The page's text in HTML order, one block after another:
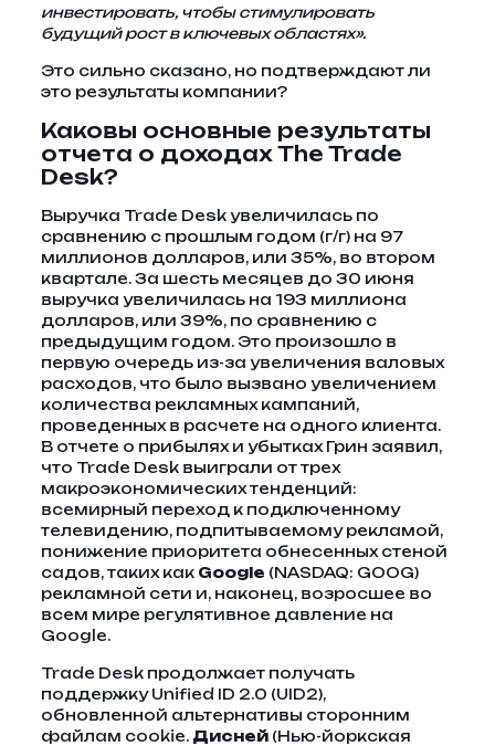
инвестировать, чтобы стимулировать
будущий рост в ключевых областях».
Это сильно сказано, но подтверждают ли
это результаты компании?
Каковы основные результаты
отчета о доходах The Trade
Desk?
Выручка Trade Desk увеличилась по
сравнению с прошлым годом (г/г) на 97
миллионов долларов, или 35%, во втором
квартале. За шесть месяцев до 30 июня
выручка увеличилась на 193 миллиона
долларов, или 39%, по сравнению с
предыдущим годом. Это произошло в
первую очередь из-за увеличения валовых
расходов, что было вызвано увеличением
количества рекламных кампаний,
проведенных в расчете на одного клиента.
В отчете о прибылях и убытках Грин заявил,
что Trade Desk выиграли от трех
макроэкономических тенденций:
всемирный переход к подключенному
телевидению, подпитываемому рекламой,
понижение приоритета обнесенных стеной
садов, таких как Google (NASDAQ: GOOG)
рекламной сети и, наконец, возросшее во
всем мире регулятивное давление на
Google.
Trade Desk продолжает получать
поддержку Unified ID 2.0 (UID2),
обновленной альтернативы сторонним
файлам cookie. Дисней (Нью-йоркская